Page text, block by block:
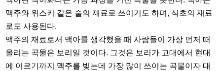
맥주와 위스키 같은 술의 재료로 쓰이기도 하며, 식초의 재료
로도 사용된다.
맥주의 재료로서 맥아를 생각했을 때 사람들이 가장 먼저 떠
올리는 곡물은 보리일 것이다. 그것은 보리가 고대에서 현대
에 이르기까지 맥주를 빚는데 가장 많이 쓰이는 곡물이자 대